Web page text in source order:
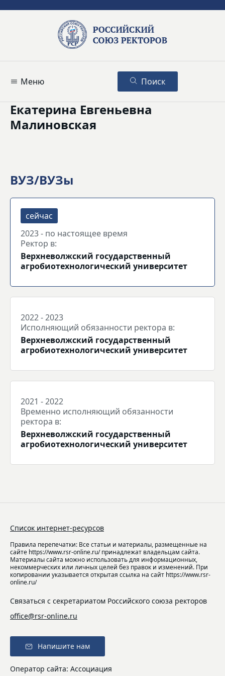
Меню Поиск
Екатерина Евгеньевна
Малиновская
ВУЗ/ВУЗы
2023 - по настоящее время
Ректор в:
Верхневолжский государственный
агробиотехнологический университет
2022 - 2023
Исполняющий обязанности ректора в:
Верхневолжский государственный
агробиотехнологический университет
2021 - 2022
Временно исполняющий обязанности
ректора в:
Верхневолжский государственный
агробиотехнологический университет
Список интернет-ресурсов
Правила перепечатки: Все статьи и материалы, размещенные на
сайте https://www.rsr-online.ru/ принадлежат владельцам сайта.
Материалы сайта можно использовать для информационных,
некоммерческих или личных целей без правок и изменений. При
копировании указывается открытая ссылка на сайт https://www.rsr-
online.ru/
Связаться с секретариатом Российского союза ректоров
office@rsr-online.ru
Напишите нам
Оператор сайта: Ассоциация